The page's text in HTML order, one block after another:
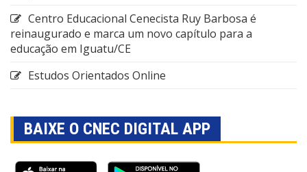
Centro Educacional Cenecista Ruy Barbosa é
reinaugurado e marca um novo capítulo para a
educação em Iguatu/CE
Estudos Orientados Online
BAIXE O CNEC DIGITAL APP